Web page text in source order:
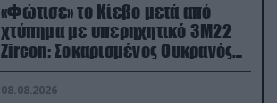
«Φώτισε» το Κίεβο μετά από
χτύπημα με υπερηχητικό 3M22
Zircon: Σοκαρισμένος Ουκρανός
κατέγραψε τη στιγμή (βίντεο)
08.08.2026